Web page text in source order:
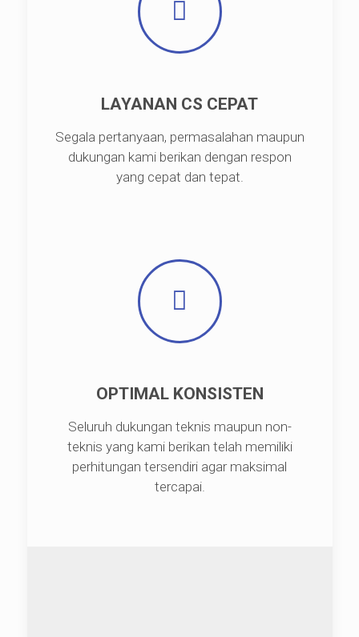
LAYANAN CS CEPAT
Segala pertanyaan, permasalahan maupun
dukungan kami berikan dengan respon
yang cepat dan tepat.
OPTIMAL KONSISTEN
Seluruh dukungan teknis maupun non-
teknis yang kami berikan telah memiliki
perhitungan tersendiri agar maksimal
tercapai.